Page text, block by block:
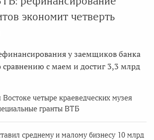
экономит четверть
у заемщиков банка
сравнению с маем и достиг 3,3 млрд
четыре краеведческих музея
гранты ВТБ
среднему и малому бизнесу 10 млрд